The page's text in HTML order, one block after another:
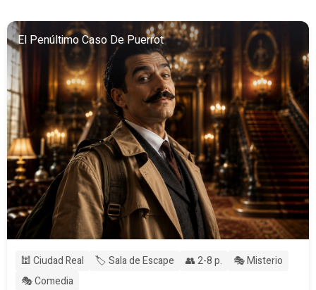
El Penúltimo Caso De Puerrot
🕍 Ciudad Real 🏷️ Sala de Escape 👥 2-8 p.
🎭 Misterio
🎭 Comedia